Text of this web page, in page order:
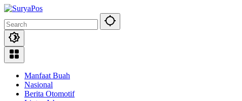
Skip
content
Manfaat Buah
Nasional
Berita Otomotif